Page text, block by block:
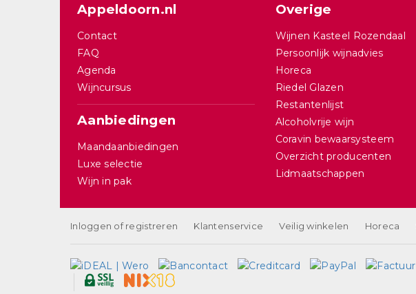
Appeldoorn.nl
Contact
FAQ
Agenda
Wijncursus
Aanbiedingen
Maandaanbiedingen
Luxe selectie
Wijn in pak
Overige
Wijnen Kasteel Rozendaal
Persoonlijk wijnadvies
Horeca
Riedel Glazen
Restantenlijst
Alcoholvrije wijn
Coravin bewaarsysteem
Overzicht producenten
Lidmaatschappen
Inloggen of registreren Klantenservice Veilig winkelen Horeca